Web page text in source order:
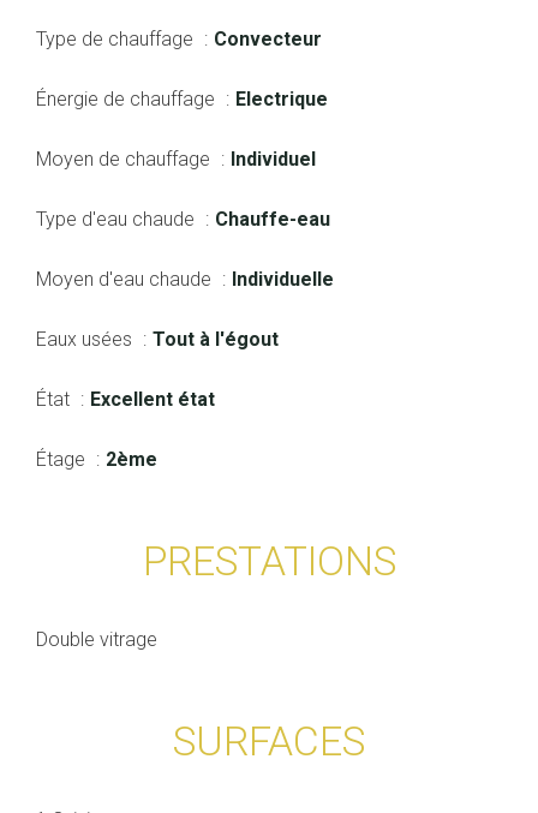
Type de chauffage Convecteur
Énergie de chauffage Electrique
Moyen de chauffage Individuel
Type d'eau chaude Chauffe-eau
Moyen d'eau chaude Individuelle
Eaux usées Tout à l'égout
État Excellent état
Étage 2ème
PRESTATIONS
Double vitrage
SURFACES